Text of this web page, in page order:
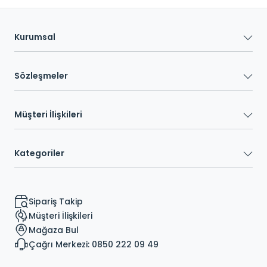
Kurumsal
Sözleşmeler
Müşteri İlişkileri
Kategoriler
Sipariş Takip
Müşteri İlişkileri
Mağaza Bul
Çağrı Merkezi: 0850 222 09 49